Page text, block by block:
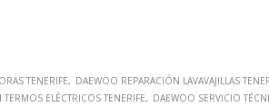
TENERIFE DAEWOO REPARACIÓN LAVAVAJILLAS
ELÉCTRICOS TENERIFE
DAEWOO SERVICIO